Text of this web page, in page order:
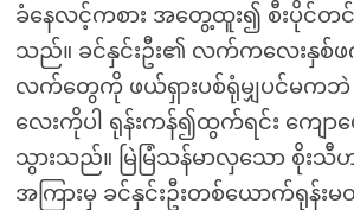
ခံနေလင့်ကစား အတွေ့ထူး၍ စီးပိုင်တ
သည်။ ခင်နှင်းဦး၏ လက်ကလေးနှ
လက်တွေကို ဖယ်ရှားပစ်ရုံမျှပင်မ
လေးကိုပါ ရုန်းကန်၍ထွက်ရင်း ကျေ
သွားသည်။ မြဲမြံသန်မာလှသော စို
အကြားမှ ခင်နှင်းဦးတစ်ယောက်ရုန်း